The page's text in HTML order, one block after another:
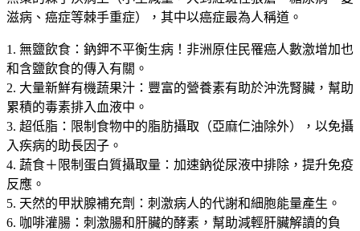
滋病、癌症等棘手重症），其中以癌症最為人稱道。
1. 無鹽飲食：鈉鉀不平衡生病！非洲原住民罹癌人數激增加也
和含鹽飲食的傳入有關。
2. 大量新鮮有機蔬果汁：豐富的營養素有助於沖洗腎臟，幫助
累積的毒素排入血液中。
3. 超低脂：限制食物中的脂肪攝取（亞麻仁油除外），以免攝
入疾病的助長因子。
4. 蔬食＋限制蛋白質攝取量：加速鈉從尿液中排除，提升免疫
反應。
5. 天然的甲狀腺補充劑：刺激病人的代謝和細胞能量產生。
6. 咖啡灌腸：刺激腸和肝臟的酵素，幫助減輕肝臟解讀的負